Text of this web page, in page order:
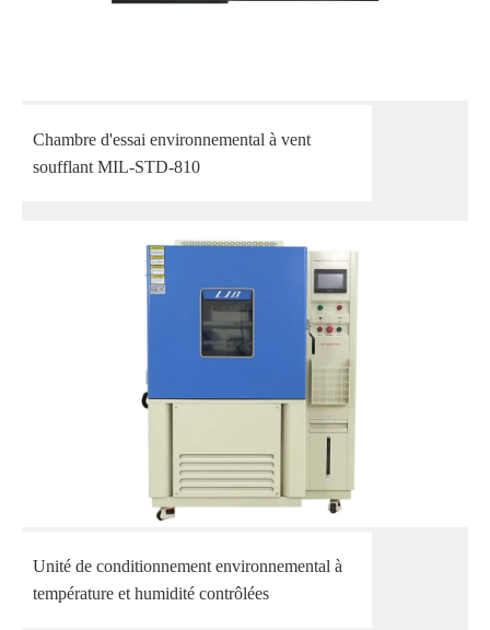
Chambre d'essai environnemental à vent
soufflant MIL-STD-810
Unité de conditionnement environnemental à
température et humidité contrôlées